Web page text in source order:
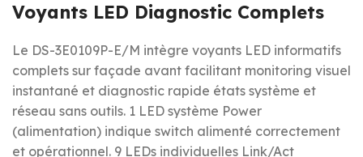
Voyants LED Diagnostic Complets
Le DS-3E0109P-E/M intègre voyants LED informatifs
complets sur façade avant facilitant monitoring visuel
instantané et diagnostic rapide états système et
réseau sans outils. 1 LED système Power
(alimentation) indique switch alimenté correctement
et opérationnel. 9 LEDs individuelles Link/Act